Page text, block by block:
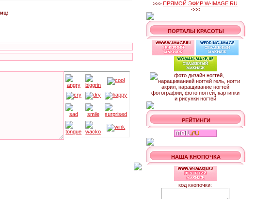
>>>ПРЯМОЙ ЭФИР W-IMAGE.RU
<<<
ПОРТАЛЫ КРАСОТЫ
РЕЙТИНГИ
НАША КНОПОЧКА
код кнопочки: